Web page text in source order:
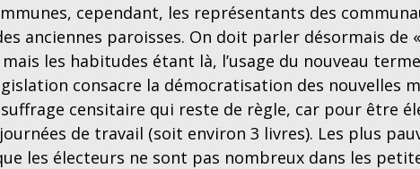
cependant, les représentants des
anciennes paroisses. On doit parler désormais de
les habitudes étant là, l’usage du nouveau
consacre la démocratisation des nouvelles
censitaire qui reste de règle, car pour être
de travail (soit environ 3 livres). Les plus
les électeurs ne sont pas nombreux dans les